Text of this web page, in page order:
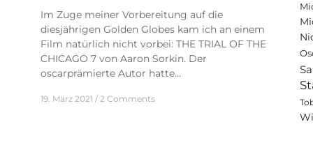
Im Zuge meiner Vorbereitung auf die
diesjährigen Golden Globes kam ich an einem
Film natürlich nicht vorbei: THE TRIAL OF THE
CHICAGO 7 von Aaron Sorkin. Der
oscarprämierte Autor hatte…
19. März 2021 2 Comments